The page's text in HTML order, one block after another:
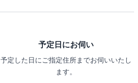
予定日にお伺い
予定した日にご指定住所までお伺いいたし
ます。